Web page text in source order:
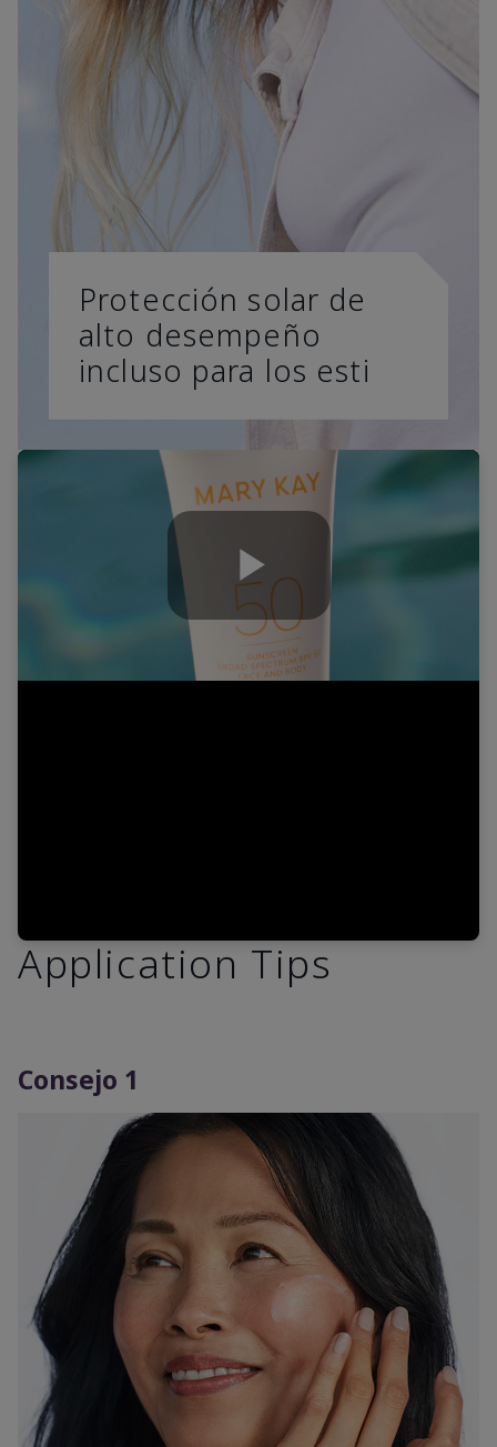
Protección solar de
alto desempeño
incluso para los esti
Play
Application Tips
Consejo 1